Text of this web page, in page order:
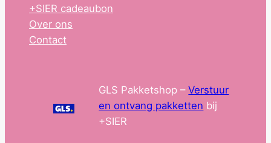
+SIER cadeaubon
Over ons
Contact
GLS Pakketshop –Verstuur
en ontvang pakketten bij
+SIER